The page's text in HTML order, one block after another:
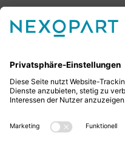
Ihr Kontakt zu
schreiben uns eine E-Mail.
+49 2522 59084 0
sales@nexopart.com